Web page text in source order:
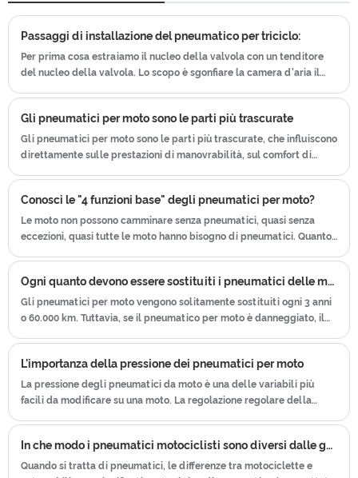
ecc. Abbiamo un team post-vendita
post-vendita e protezione per i nostri
clienti.
pneumatici per auto che unisce la
tecnologia avanzata di Taiwan e
Giappone per produrre pneumatici per
moto. Abbiamo ottenuto il certificato di
ISO9001ã € CCCã € E-MARKã € DOT
ecc. Abbiamo un team post-vendita
che lavora sodo, che fornisce servizio
post-vendita e protezione per i nostri
clienti.
Passaggi di installazione del pneumatico per triciclo:
Per prima cosa estraiamo il nucleo della valvola con un tenditore
del nucleo della valvola. Lo scopo è sgonfiare la camera d'aria il
Gli pneumatici per moto sono le parti più trascurate
Gli pneumatici per moto sono le parti più trascurate, che influiscono
direttamente sulle prestazioni di manovrabilità, sul comfort di
Conosci le "4 funzioni base" degli pneumatici per moto?
Le moto non possono camminare senza pneumatici, quasi senza
eccezioni, quasi tutte le moto hanno bisogno di pneumatici. Quanto
Ogni quanto devono essere sostituiti i pneumatici delle motociclette
Gli pneumatici per moto vengono solitamente sostituiti ogni 3 anni
o 60.000 km. Tuttavia, se il pneumatico per moto è danneggiato, il
.L'importanza della pressione dei pneumatici per moto
La pressione degli pneumatici da moto è una delle variabili più
facili da modificare su una moto. La regolazione regolare della
pneumatici.
In che modo i pneumatici motociclisti sono diversi dalle gomme per auto?
Quando si tratta di pneumatici, le differenze tra motociclette e